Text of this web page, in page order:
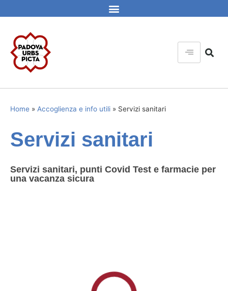
Home » Accoglienza e info utili » Servizi sanitari
Servizi sanitari
Servizi sanitari, punti Covid Test e farmacie per
una vacanza sicura